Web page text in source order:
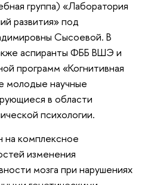
группа) «Лаборатория
развития» под
Сысоевой. В
аспиранты ФББ ВШЭ и
программ «Когнитивная
молодые научные
в области
психологии.
на комплексное
изменения
мозга при нарушениях